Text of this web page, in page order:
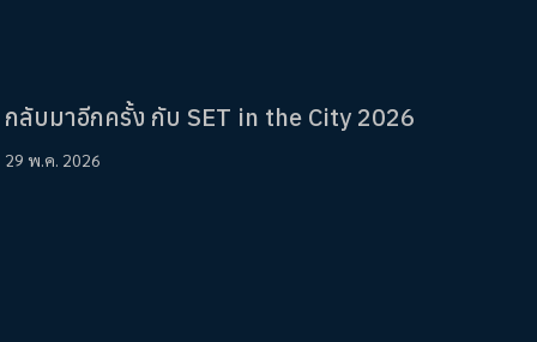
กลับมาอีกครั้ง กับ SET in the City 2026
29 พ.ค. 2026